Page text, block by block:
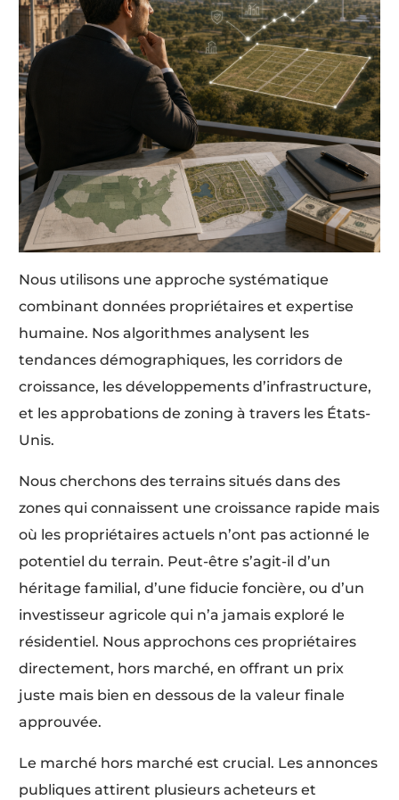
Nous utilisons une approche systématique
combinant données propriétaires et expertise
humaine. Nos algorithmes analysent les
tendances démographiques, les corridors de
croissance, les développements d’infrastructure,
et les approbations de zoning à travers les États-
Unis.
Nous cherchons des terrains situés dans des
zones qui connaissent une croissance rapide mais
où les propriétaires actuels n’ont pas actionné le
potentiel du terrain. Peut-être s’agit-il d’un
héritage familial, d’une fiducie foncière, ou d’un
investisseur agricole qui n’a jamais exploré le
résidentiel. Nous approchons ces propriétaires
directement, hors marché, en offrant un prix
juste mais bien en dessous de la valeur finale
approuvée.
Le marché hors marché est crucial. Les annonces
publiques attirent plusieurs acheteurs et